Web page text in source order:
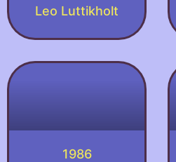
Leo Luttikholt
1986